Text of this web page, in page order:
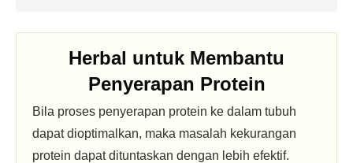
Herbal untuk Membantu
Penyerapan Protein
Bila proses penyerapan protein ke dalam tubuh
dapat dioptimalkan, maka masalah kekurangan
protein dapat dituntaskan dengan lebih efektif.